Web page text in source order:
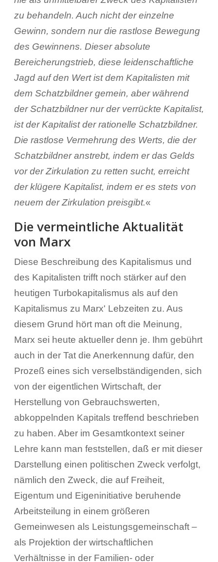
zu behandeln. Auch nicht der einzelne
Gewinn, sondern nur die rastlose Bewegung
des Gewinnens. Dieser absolute
Bereicherungstrieb, diese leidenschaftliche
Jagd auf den Wert ist dem Kapitalisten mit
dem Schatzbildner gemein, aber während
der Schatzbildner nur der verrückte Kapitalist,
ist der Kapitalist der rationelle Schatzbildner.
Die rastlose Vermehrung des Werts, die der
Schatzbildner anstrebt, indem er das Gelds
vor der Zirkulation zu retten sucht, erreicht
der klügere Kapitalist, indem er es stets von
neuem der Zirkulation preisgibt.«
Die vermeintliche Aktualität
von Marx
Diese Beschreibung des Kapitalismus und
des Kapitalisten trifft noch stärker auf den
heutigen Turbokapitalismus als auf den
Kapitalismus zu Marxʹ Lebzeiten zu. Aus
diesem Grund hört man oft die Meinung,
Marx sei heute aktueller denn je. Ihm gebührt
auch in der Tat die Anerkennung dafür, den
Prozeß eines sich verselbständigenden, sich
von der eigentlichen Wirtschaft, der
Herstellung von Gebrauchswerten,
abkoppelnden Kapitals treffend beschrieben
zu haben. Aber im Gesamtkontext seiner
Lehre kann man feststellen, daß er mit dieser
Darstellung einen politischen Zweck verfolgt,
nämlich den Zweck, die auf Freiheit,
Eigentum und Eigeninitiative beruhende
Arbeitsteilung in einem größeren
Gemeinwesen als Leistungsgemeinschaft –
als Projektion der wirtschaftlichen
Verhältnisse in der Familien- oder